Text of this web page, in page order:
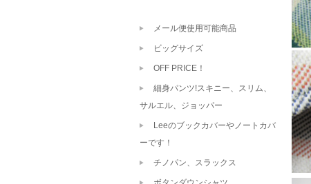
メール便使用可能商品
ビッグサイズ
OFF PRICE！
細身パンツ!スキニー、スリム、
サルエル、ジョッパー
Leeのブックカバーやノートカバ
ーです！
チノパン、スラックス